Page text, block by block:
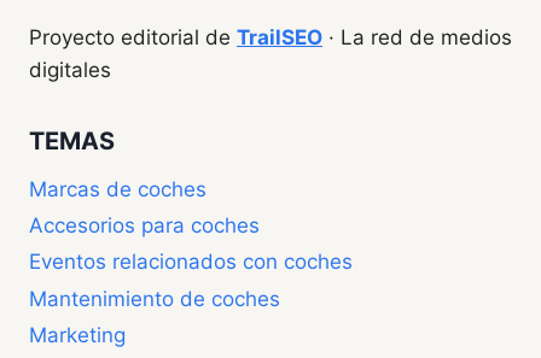
Proyecto editorial de TrailSEO · La red de medios
digitales
TEMAS
Marcas de coches
Accesorios para coches
Eventos relacionados con coches
Mantenimiento de coches
Marketing